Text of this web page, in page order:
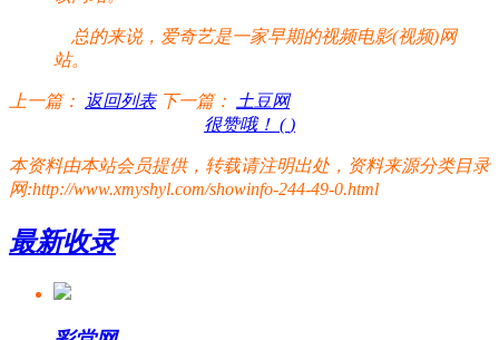
总的来说，爱奇艺是一家早期的视频电影(视频)网
站。
上一篇： 返回列表 下一篇：
土豆网
很赞哦！ ( )
本资料由本站会员提供，转载请注明出处，资料来源分类目录
网:http://www.xmyshyl.com/showinfo-244-49-0.html
最新收录